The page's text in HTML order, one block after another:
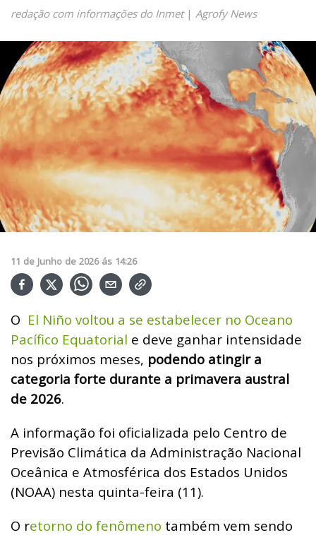
redação com informações do Inmet| Agrofy News
11 de Junho de 2026 ás 14:26
O El Niño voltou a se estabelecer no Oceano
Pacífico Equatorial e deve ganhar intensidade
nos próximos meses, podendo atingir a
categoria forte durante a primavera austral
de 2026.
A informação foi oficializada pelo Centro de
Previsão Climática da Administração Nacional
Oceânica e Atmosférica dos Estados Unidos
(NOAA) nesta quinta-feira (11).
O retorno do fenômeno também vem sendo